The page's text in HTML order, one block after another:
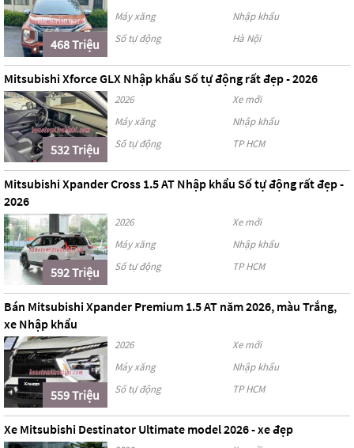
468 Triệu
Máy xăng
Nhập khẩu
Số tự động
Hà Nội
Mitsubishi Xforce GLX Nhập khẩu Số tự động rất đẹp - 2026
532 Triệu
2026
Xe mới
Máy xăng
Nhập khẩu
Số tự động
TP HCM
Mitsubishi Xpander Cross 1.5 AT Nhập khẩu Số tự động rất đẹp -
2026
592 Triệu
2026
Xe mới
Máy xăng
Nhập khẩu
Số tự động
TP HCM
Bán Mitsubishi Xpander Premium 1.5 AT năm 2026, màu Trắng,
xe Nhập khẩu
559 Triệu
2026
Xe mới
Máy xăng
Nhập khẩu
Số tự động
TP HCM
Xe Mitsubishi Destinator Ultimate model 2026 - xe đẹp